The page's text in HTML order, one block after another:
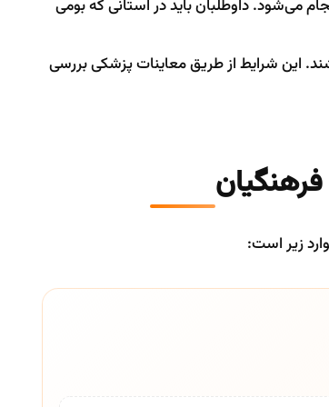
می‌شود. داوطلبان باید در استانی که بومی
این شرایط از طریق معاینات پزشکی بررسی
زیر است: